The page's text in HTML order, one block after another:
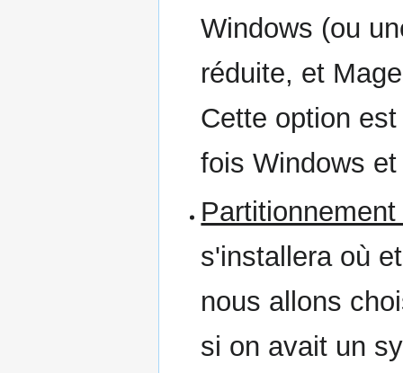
Windows (ou
réduite, et
Cette option
fois Windows
s'installera où
nous allons
si on avait un